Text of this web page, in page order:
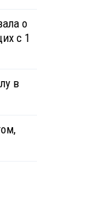
о
с 1
в